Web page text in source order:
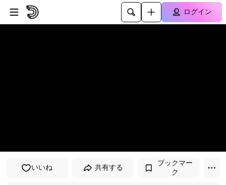
プレイヤーにスキップ
メインコンテンツにスキップ
ログイン
いいね 共有する
ブックマー
ク